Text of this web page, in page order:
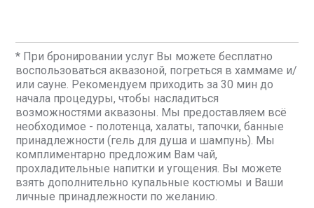
* При бронировании услуг Вы можете бесплатно
воспользоваться аквазоной, погреться в хаммаме и/
или сауне. Рекомендуем приходить за 30 мин до
начала процедуры, чтобы насладиться
возможностями аквазоны. Мы предоставляем всё
необходимое - полотенца, халаты, тапочки, банные
принадлежности (гель для душа и шампунь). Мы
комплиментарно предложим Вам чай,
прохладительные напитки и угощения. Вы можете
взять дополнительно купальные костюмы и Ваши
личные принадлежности по желанию.